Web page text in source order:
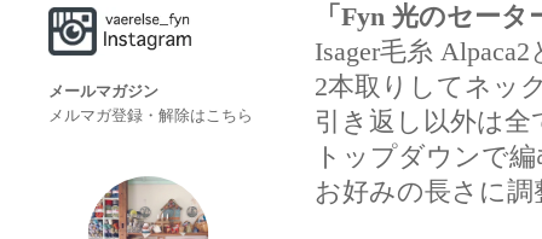
メールマガジン
メルマガ登録・解除はこちら
「Fyn 光のセー
Isager毛糸
2本取りしてネッ
引き返し以外は
トップダウンで
お好みの長さに